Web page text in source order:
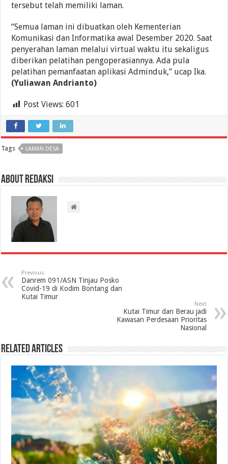
tersebut telah memiliki laman.
“Semua laman ini dibuatkan oleh Kementerian
Komunikasi dan Informatika awal Desember 2020. Saat
penyerahan laman melalui virtual waktu itu sekaligus
diberikan pelatihan pengoperasiannya. Ada pula
pelatihan pemanfaatan aplikasi Adminduk,” ucap Ika.
(Yuliawan Andrianto)
Post Views: 601
Tags LAMAN DESA
About Redaksi
Previous
Danrem 091/ASN Tinjau Posko
Covid-19 di Kodim Bontang dan
Kutai Timur
Next
Kutai Timur dan Berau jadi
Kawasan Perdesaan Prioritas
Nasional
Related Articles